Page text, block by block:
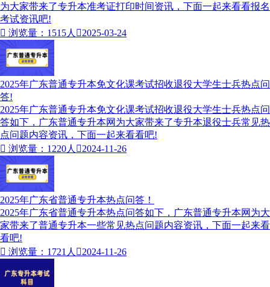
为大家带来了专升本准考证打印时间资讯，下面一起来看看报名
考试资讯吧!
 浏览量：1515人 2025-03-24
2025年广东普通专升本免文化课考试招收退役大学生士兵热点问
答!
2025年广东普通专升本免文化课考试招收退役大学生士兵热点问
答如下，广东普通专升本网为大家带来了专升本退役士兵常见热
点问题内容资讯，下面一起来看看吧!
 浏览量：1220人 2024-11-26
2025年广东省普通专升本热点问答！
2025年广东省普通专升本热点问答如下，广东普通专升本网为大
家带来了普通专升本一些常见热点问题内容资讯，下面一起来看
看吧!
 浏览量：1721人 2024-11-26